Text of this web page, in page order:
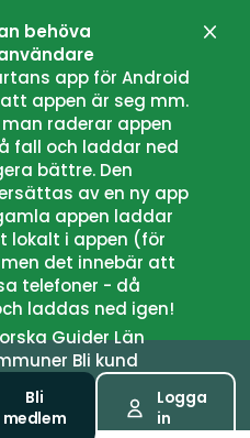
behöva
app för Android
appen är seg mm.
raderar appen
fall och laddar ned
bättre. Den
av en ny app
appen laddar
lokalt i appen (för
det innebär att
telefoner - då
laddas ned igen!
GuiderLän
Bli kund
Bli
medlem
Logga
in